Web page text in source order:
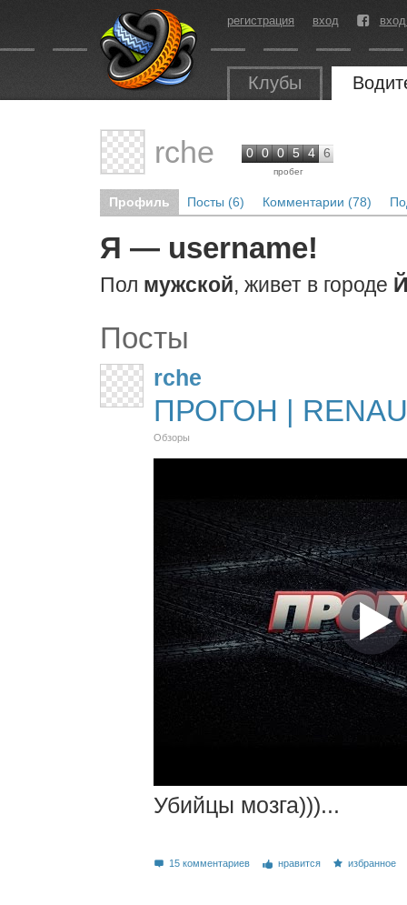
регистрация вход
Клубы
rche 0 0 0 5 4 6
пробег
Профиль Посты (6) Комментарии (78)
Я — username!
Пол мужской, живет в городе
Посты
rche
ПРОГОН |
Обзоры
Убийцы мозга)))...
15 комментариев нравится избранное